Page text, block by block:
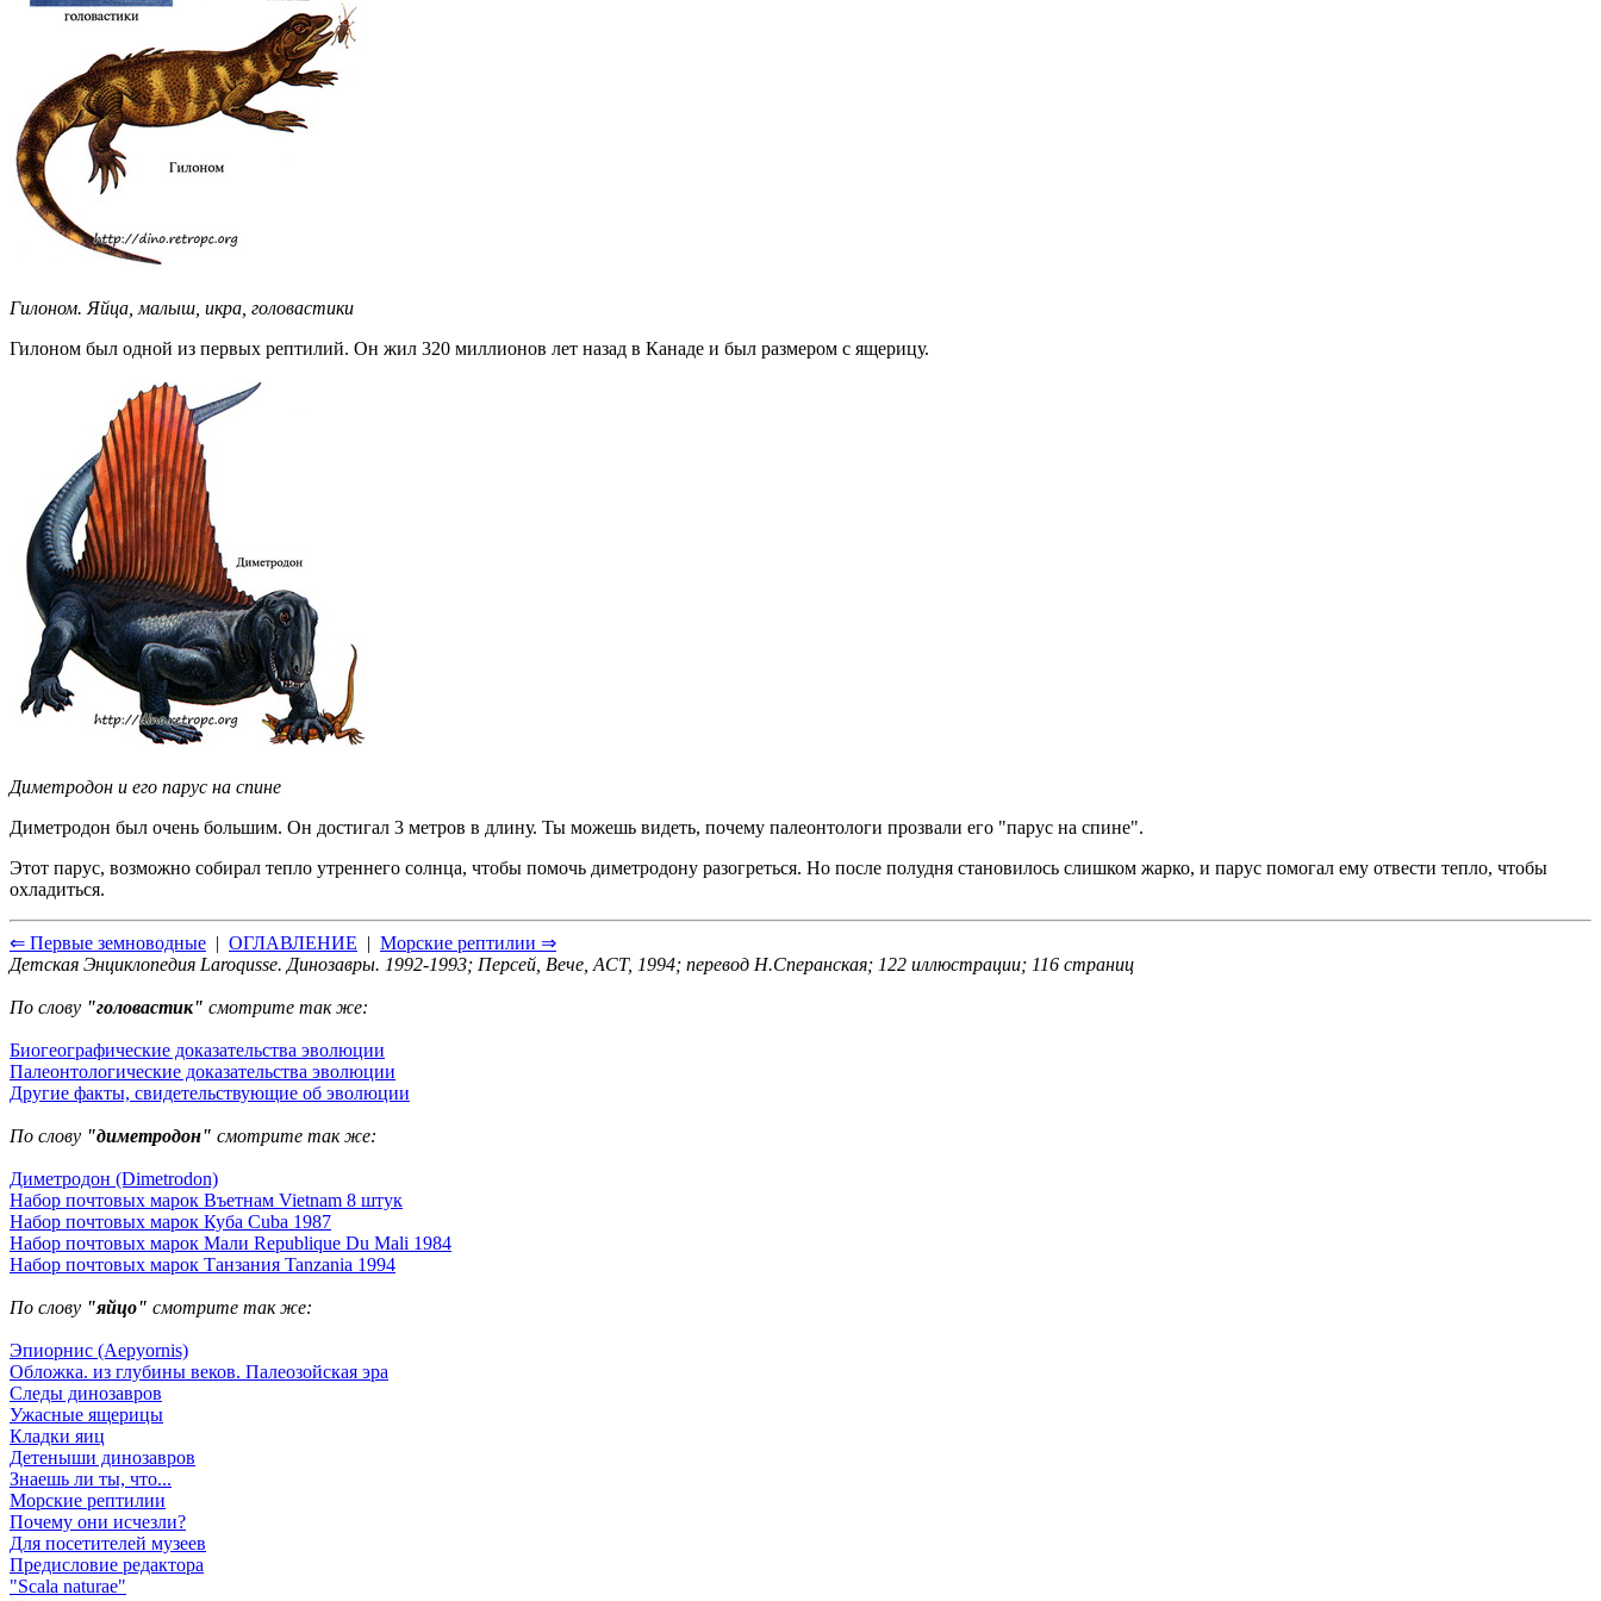
Гилоном. Яйца, малыш, икра, головастики
Гилоном был одной из первых рептилий. Он жил 320 миллионов лет назад в Канаде и был размером с ящерицу.
Диметродон и его парус на спине
Диметродон был очень большим. Он достигал 3 метров в длину. Ты можешь видеть, почему палеонтологи прозвали его "парус на спине".
Этот парус, возможно собирал тепло утреннего солнца, чтобы помочь диметродону разогреться. Но после полудня становилось слишком жарко, и парус помогал ему отвести тепло, чтобы
охладиться.
⇐ Первые земноводные | ОГЛАВЛЕНИЕ | Морские рептилии ⇒
Детская Энциклопедия Laroqusse. Динозавры. 1992-1993; Персей, Вече, ACT, 1994; перевод Н.Сперанская; 122 иллюстрации; 116 страниц
По слову "головастик" смотрите так же:
Биогеографические доказательства эволюции
Палеонтологические доказательства эволюции
Другие факты, свидетельствующие об эволюции
По слову "диметродон" смотрите так же:
Диметродон (Dimetrodon)
Набор почтовых марок Въетнам Vietnam 8 штук
Набор почтовых марок Куба Cuba 1987
Набор почтовых марок Мали Republique Du Mali 1984
Набор почтовых марок Танзания Tanzania 1994
По слову "яйцо" смотрите так же:
Эпиорнис (Aepyornis)
Обложка. из глубины веков. Палеозойская эра
Следы динозавров
Ужасные ящерицы
Кладки яиц
Детеныши динозавров
Знаешь ли ты, что...
Морские рептилии
Почему они исчезли?
Для посетителей музеев
Предисловие редактора
"Scala naturae"